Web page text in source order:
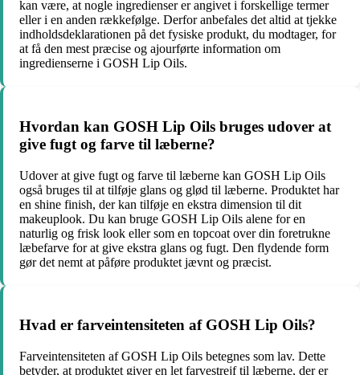
kan være, at nogle ingredienser er angivet i forskellige termer
eller i en anden rækkefølge. Derfor anbefales det altid at tjekke
indholdsdeklarationen på det fysiske produkt, du modtager, for
at få den mest præcise og ajourførte information om
ingredienserne i GOSH Lip Oils.
Hvordan kan GOSH Lip Oils bruges udover at
give fugt og farve til læberne?
Udover at give fugt og farve til læberne kan GOSH Lip Oils
også bruges til at tilføje glans og glød til læberne. Produktet har
en shine finish, der kan tilføje en ekstra dimension til dit
makeuplook. Du kan bruge GOSH Lip Oils alene for en
naturlig og frisk look eller som en topcoat over din foretrukne
læbefarve for at give ekstra glans og fugt. Den flydende form
gør det nemt at påføre produktet jævnt og præcist.
Hvad er farveintensiteten af GOSH Lip Oils?
Farveintensiteten af GOSH Lip Oils betegnes som lav. Dette
betyder, at produktet giver en let farvestrejf til læberne, der er